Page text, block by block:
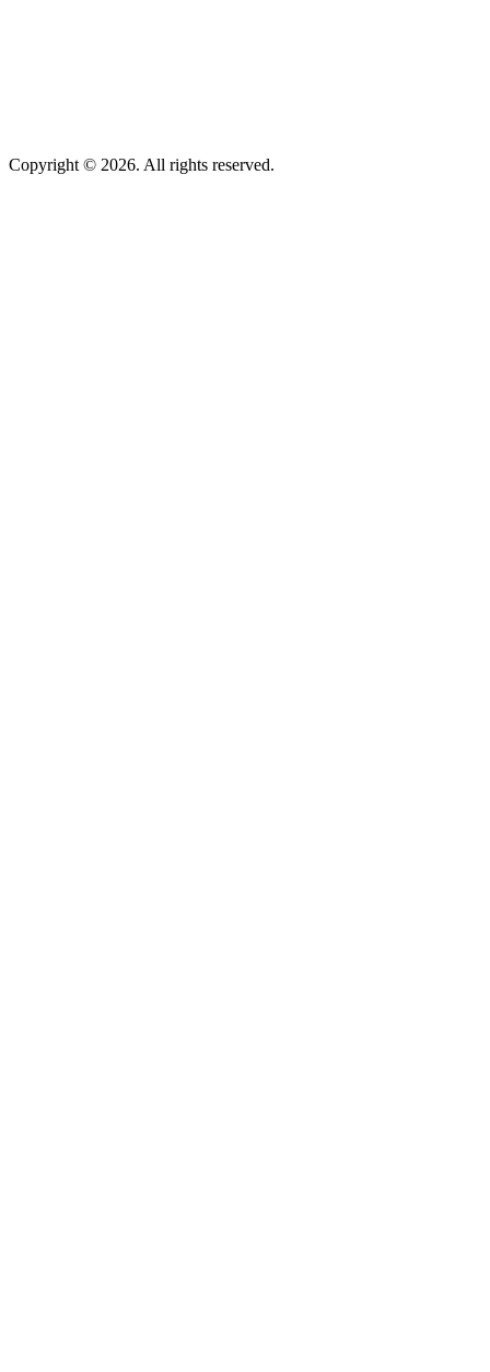
Copyright © 2026. All rights reserved.